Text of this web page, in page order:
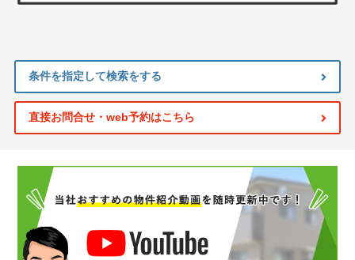
条件を指定して検索をする
直接お問合せ・web予約はこちら